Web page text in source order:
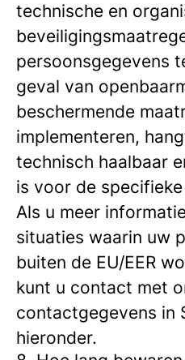
technische en
persoonsgegevens
geval van
beschermende
implementeren,
technisch haalbaar
is voor de
Als u meer
situaties waarin uw
buiten de EU/EER
kunt u contact met
contactgegevens in
hieronder.